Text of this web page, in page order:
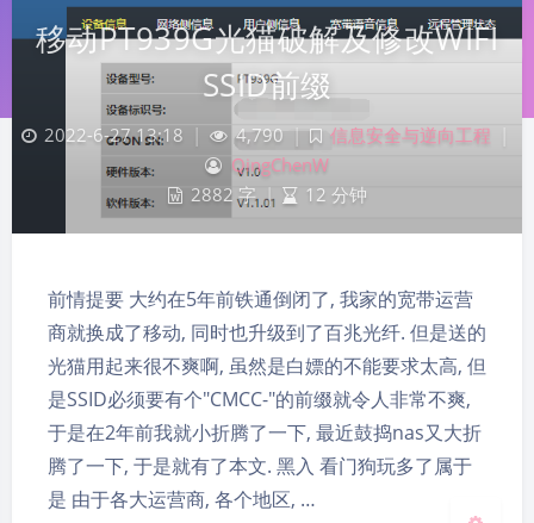
夜间模式
Sans Serif Serif
浅阴影
移动PT939G光猫破解及修改WIFI
SSID前缀
2022-6-27 13:18 | 4,790 | 信息安全与逆向工程
QingChenW
2882 字 | 12 分钟
前情提要 大约在5年前铁通倒闭了, 我家的宽带运营
商就换成了移动, 同时也升级到了百兆光纤. 但是送的
光猫用起来很不爽啊, 虽然是白嫖的不能要求太高, 但
是SSID必须要有个"CMCC-"的前缀就令人非常不爽,
于是在2年前我就小折腾了一下, 最近鼓捣nas又大折
腾了一下, 于是就有了本文. 黑入 看门狗玩多了属于
是 由于各大运营商, 各个地区, …